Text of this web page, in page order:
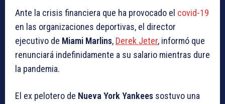
Ante la crisis financiera que ha provocado el covid-19
en las organizaciones deportivas, el director
ejecutivo de Miami Marlins, Derek Jeter, informó que
renunciará indefinidamente a su salario mientras dure
la pandemia.
El ex pelotero de Nueva York Yankees sostuvo una